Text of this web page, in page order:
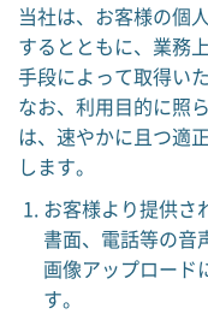
当社は、お客様の個
するとともに、業務
手段によって取得い
なお、利用目的に照
は、速やかに且つ適
します。
お客様より提供さ
書面、電話等の音
画像アップロード
す。